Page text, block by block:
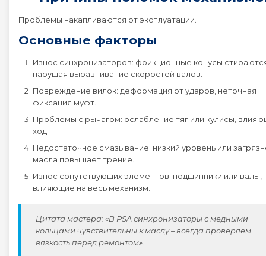
Peugeot PARTNER
Peugeot RCZ
Проблемы накапливаются от эксплуатации.
Основные факторы
Износ синхронизаторов: фрикционные конусы
нарушая выравнивание скоростей валов.
Повреждение вилок: деформация от ударов, неточная
фиксация муфт.
Проблемы с рычагом: ослабление тяг или кулисы,
ход.
Недостаточное смазывание: низкий уровень или
масла повышает трение.
Износ сопутствующих элементов: подшипники или валы,
влияющие на весь механизм.
Цитата мастера: «В PSA синхронизаторы с медными
кольцами чувствительны к маслу – всегда проверяем
вязкость перед ремонтом».